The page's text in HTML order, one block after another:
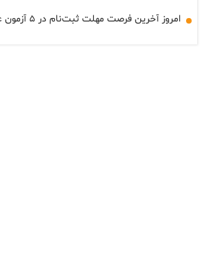
امروز آخرین فرصت مهلت ثبت‌نام در ۵ آزمون علوم پزشکی